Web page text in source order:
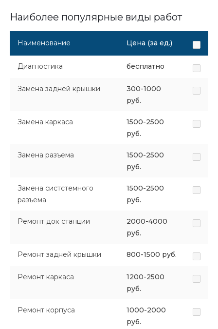
Наиболее популярные виды работ
Наименование Цена (за ед.)
Диагностика бесплатно
Замена задней крышки
300-1000
руб.
Замена каркаса
1500-2500
руб.
Замена разъема
1500-2500
руб.
Замена систстемного
разъема
1500-2500
руб.
Ремонт док станции
2000-4000
руб.
Ремонт задней крышки 800-1500 руб.
Ремонт каркаса
1200-2500
руб.
Ремонт корпуса
1000-2000
руб.